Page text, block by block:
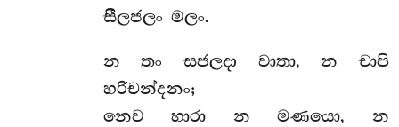
සීලජලං මලං.
න තං සජලදා වාතා, න චාපි
හරිචන්දනං;
නෙව හාරා න මණයො, න